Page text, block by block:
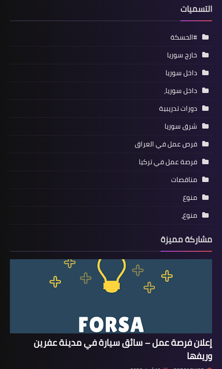
التسميات
#الحسكة
خارج سوريا
داخل سوريا
داخل سوريا،
دورات تدريبية
شرق سوريا
فرص عمل في العراق
فرصة عمل في تركيا
مناقصات
منوع
منوع،
مشاركة مميزة
إعلان فرصة عمل – سائق سيارة في مدينة عفرين
وريفها